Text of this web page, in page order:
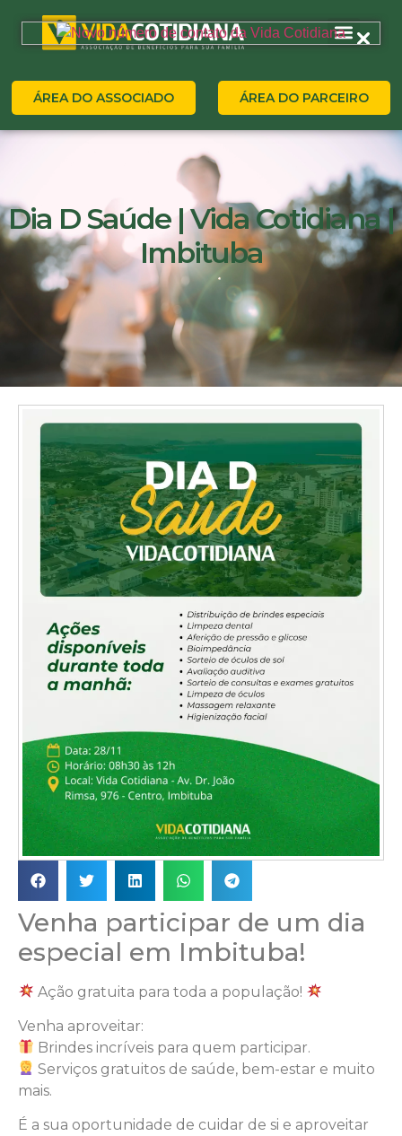
ÁREA DO ASSOCIADO ÁREA DO PARCEIRO
Dia D Saúde | Vida Cotidiana |
Imbituba
Venha participar de um dia
especial em Imbituba!
Ação gratuita para toda a população!
Venha aproveitar:
Brindes incríveis para quem participar.
Serviços gratuitos de saúde, bem-estar e muito
mais.
É a sua oportunidade de cuidar de si e aproveitar